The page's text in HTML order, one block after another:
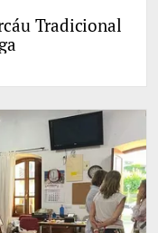
Tradicional